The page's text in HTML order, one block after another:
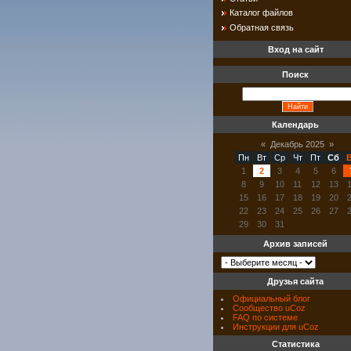
Каталог файлов
Обратная связь
Вход на сайт
Поиск
Календарь
« Декабрь 2025 »
Пн
Вт Ср Чт Пт Сб
1
2 3 4 5 6
8
9 10 11 12 13
15
16 17 18 19 20
22
23 24 25 26 27
29
30 31
Архив записей
Друзья сайта
Официальный блог
Сообщество uCoz
FAQ по системе
Инструкции для uCoz
Статистика